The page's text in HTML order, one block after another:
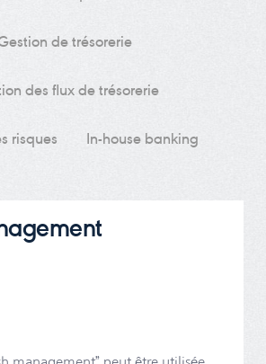
de trésorerie
des flux de trésorerie
risques In-house banking